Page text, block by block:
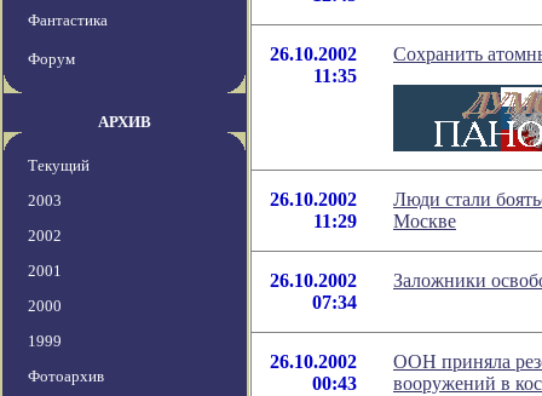
Фантастика
Форум
АРХИВ
Текущий
2003
2002
2001
2000
1999
Фотоархив
26.10.2002
11:35
Сохранить
26.10.2002
11:29
Люди стали
Москве
26.10.2002
07:34
Заложники
26.10.2002
00:43
ООН приняла
вооружений в